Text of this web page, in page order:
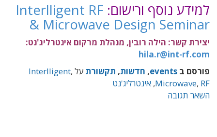
למידע נוסף ורישום: Interlligent RF
& Microwave Design Seminar
יצירת קשר: הילה רובין, מנהלת מרקום אינטרליג'נט:
hila.r@int-rf.com
פורסם ב events
, חדשות, תקשורת על Interlligent,
Microwave, RF
, אינטרליג'נט
השאר תגובה